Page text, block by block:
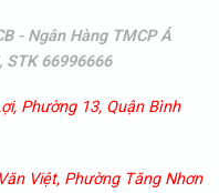
- Ngân Hàng TMCP Á
STK 66996666
Phường 13, Quận Bình
Việt, Phường Tăng Nhơn